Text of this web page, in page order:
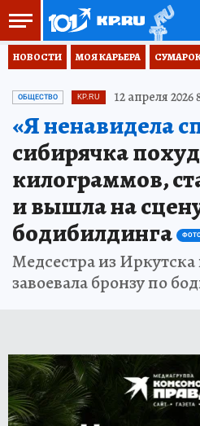
НОВОСТИ МОЯ КАРЬЕРА
ОБЩЕСТВО KP.RU 12 апреля 2026
«Я ненавидела
сибирячка
килограммов,
и вышла на
бодибилдинга
Медсестра из Иркутска
завоевала бронзу по